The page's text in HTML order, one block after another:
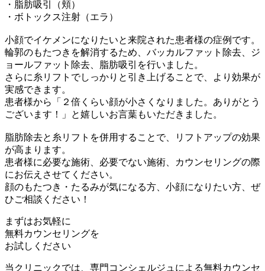
・脂肪吸引（頬）
・ボトックス注射（エラ）
小顔でイケメンになりたいと来院された患者様の症例です。
輪郭のもたつきを解消するため、バッカルファット除去、ジ
ョールファット除去、脂肪吸引を行いました。
さらに糸リフトでしっかりと引き上げることで、より効果が
実感できます。
患者様から「２倍くらい顔が小さくなりました。ありがとう
ございます！」と嬉しいお言葉もいただきました。
脂肪除去と糸リフトを併用することで、リフトアップの効果
が高まります。
患者様に必要な施術、必要でない施術、カウンセリングの際
にお伝えさせてください。
顔のもたつき・たるみが気になる方、小顔になりたい方、ぜ
ひご相談ください！
まずはお気軽に
無料カウンセリングを
お試しください
当クリニックでは、専門コンシェルジュによる無料カウンセ